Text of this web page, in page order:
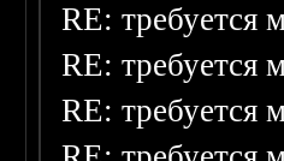
RE: требуется
RE: требуется
RE: требуется